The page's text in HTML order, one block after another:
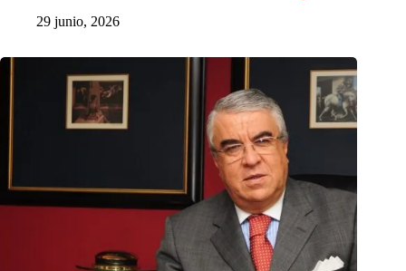
29 junio, 2026